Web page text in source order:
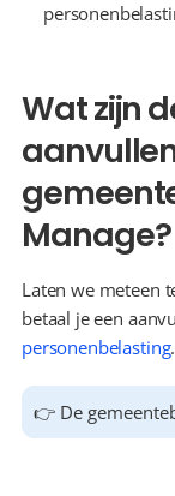
Wat zijn
Manage?
Laten we meteen
betaal je een
personenbelasting.
👉 De